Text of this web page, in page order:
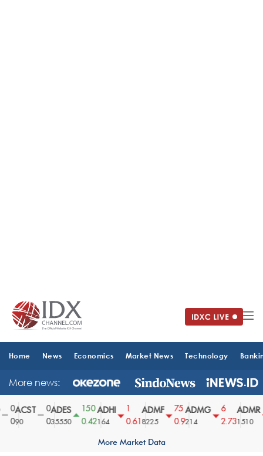
Home News Economics Market News Technology
More news:
ACST
90
ADES
35550
150
0.42
ADHI
164
0.61
ADMF
8225
75
0.9
ADMG
214
2.73
ADMR
1510
More Market Data